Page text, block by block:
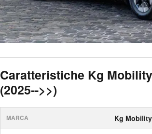
Caratteristiche Kg
(2025-->>)
MARCA Kg Mobility